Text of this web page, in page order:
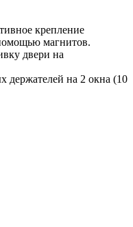
крепление
магнитов.
двери на
держателей на 2 окна (10